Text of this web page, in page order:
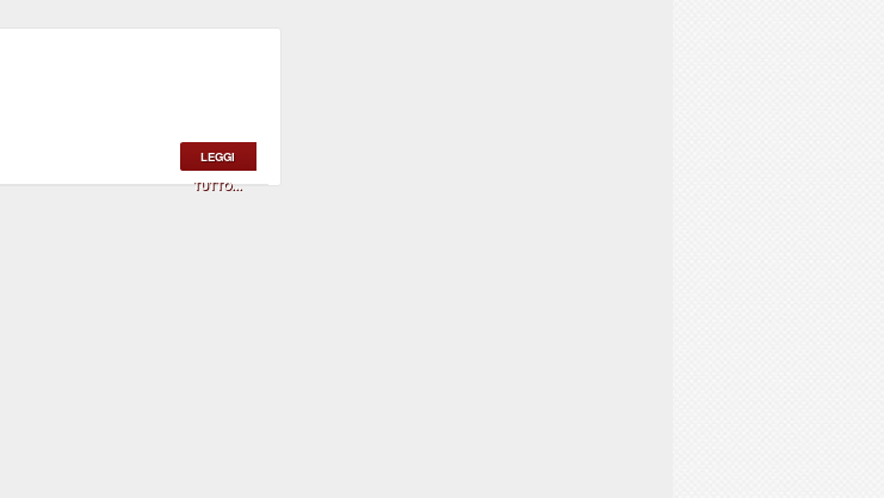
LEGGI
TUTTO...